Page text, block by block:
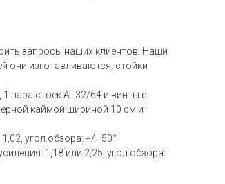
запросы наших клиентов. Наши
они изготавливаются, стойки
пара стоек AT32/64 и винты с
каймой шириной 10 см и
угол обзора: +/–50°
1,18 или 2,25, угол обзора: